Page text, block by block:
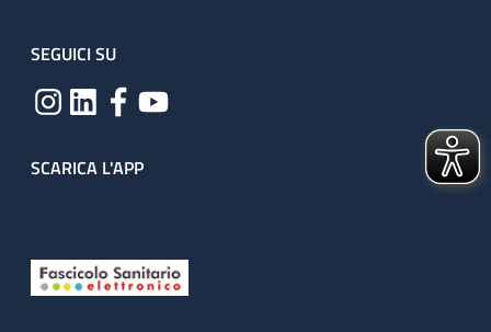
SEGUICI SU
SCARICA L'APP